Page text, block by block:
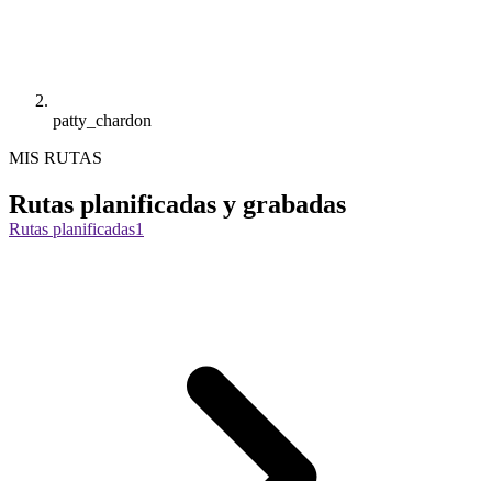
patty_chardon
MIS RUTAS
Rutas planificadas y grabadas
Rutas planificadas1